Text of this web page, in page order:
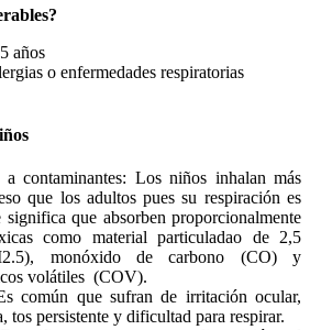
años
o enfermedades respiratorias
contaminantes: Los niños inhalan más
que los adultos pues su respiración es
que absorben proporcionalmente
como material particuladao de 2,5
monóxido de carbono (CO) y
volátiles (COV).
común que sufran de irritación ocular,
tos persistente y dificultad para respirar.